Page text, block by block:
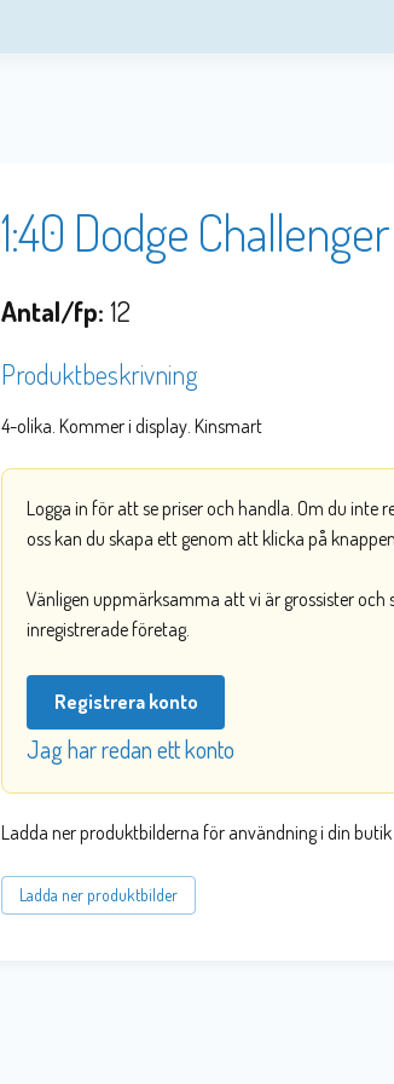
1:40 Dodge
Antal/fp: 12
Produktbeskrivning
4-olika. Kommer i display. Kinsmart
Logga in för att se priser och handla. Om du inte
oss kan du skapa ett genom att klicka på
Vänligen uppmärksamma att vi är grossister och
inregistrerade företag.
Registrera konto
Jag har redan ett konto
Ladda ner produktbilderna för användning i din butik
Ladda ner produktbilder